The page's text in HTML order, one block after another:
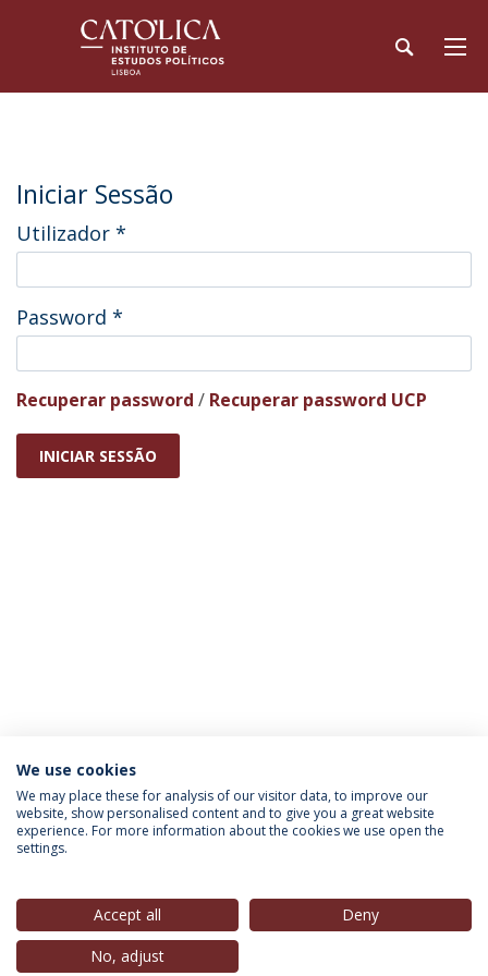
Iniciar Sessão
Utilizador *
Password *
Recuperar password / Recuperar password UCP
INICIAR SESSÃO
INFORMAÇÃO PARA
We use cookies
We may place these for analysis of our visitor data, to improve our
website, show personalised content and to give you a great website
experience. For more information about the cookies we use open the
settings.
Accept all
Deny
No, adjust